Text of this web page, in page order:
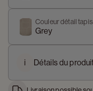
Couleur détail tapis
Grey
i Détails du